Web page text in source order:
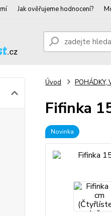
Jak ověřujeme hodnocení?
Úvod POHÁDKY,
Fifinka
Novinka